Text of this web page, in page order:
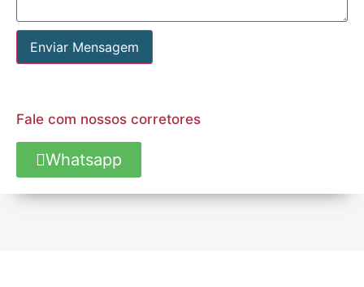
Enviar Mensagem
Fale com nossos corretores
Whatsapp